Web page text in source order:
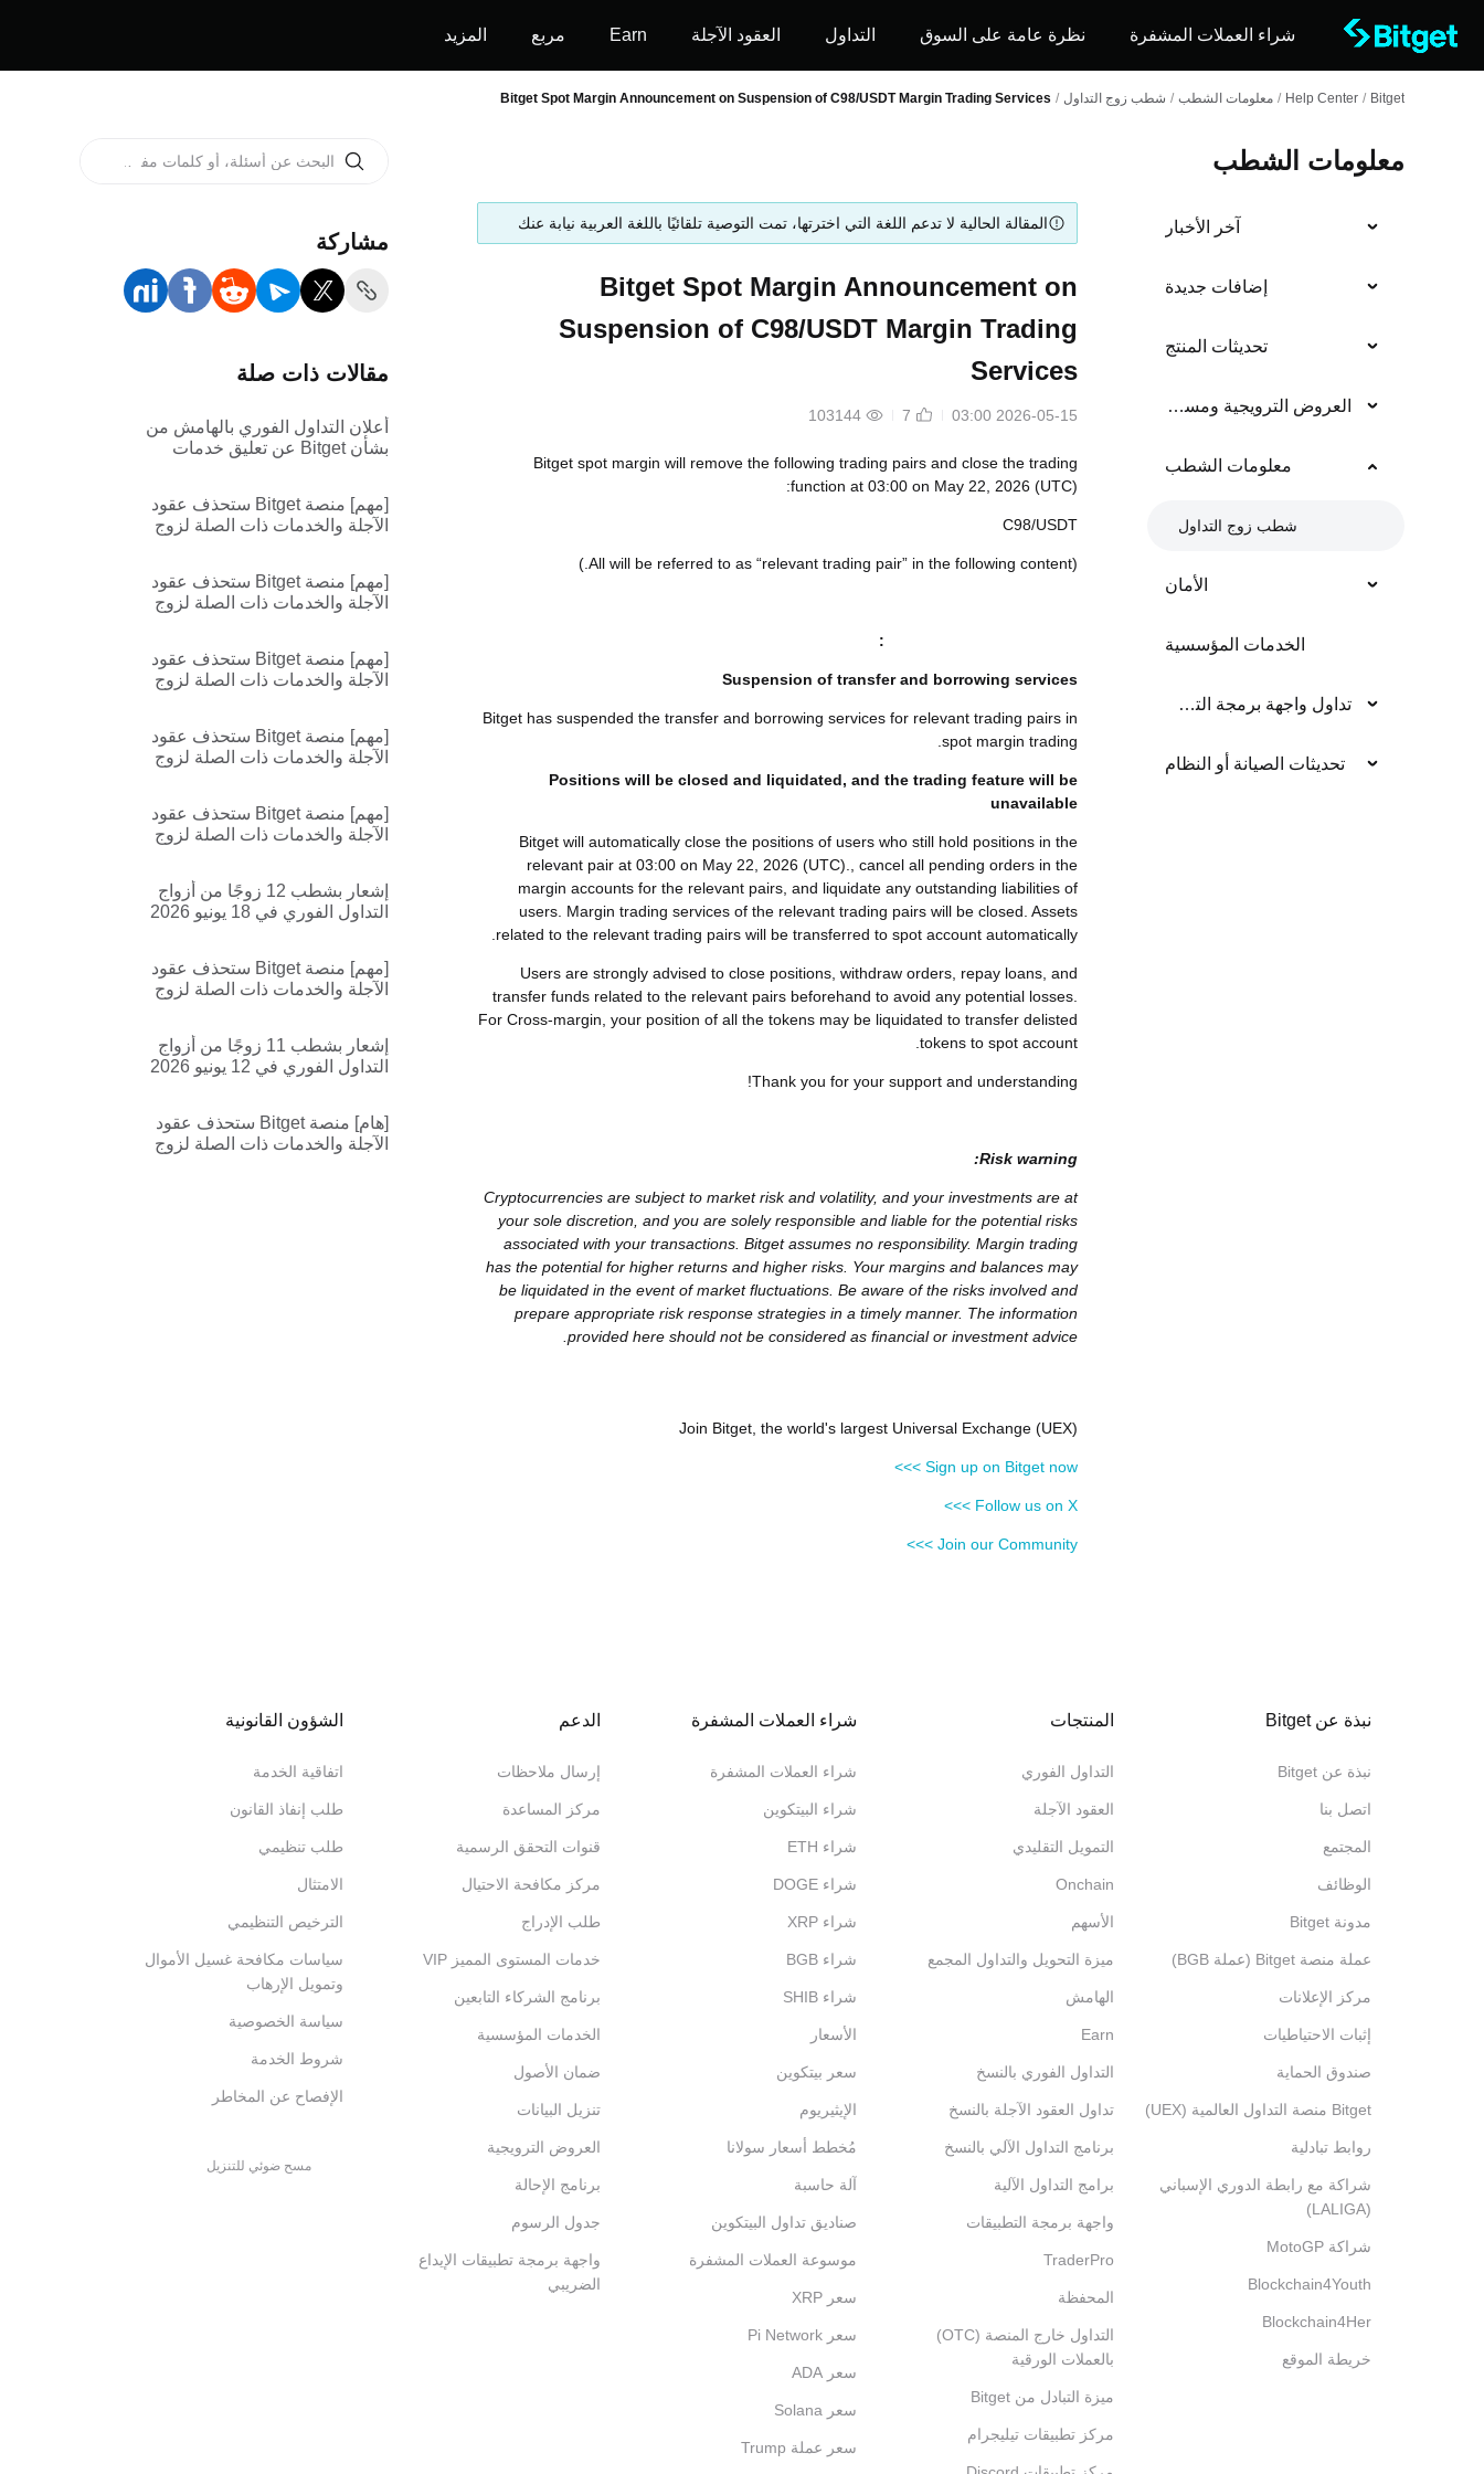
شراء العملات المشفرة نظرة عامة على السوق التداول العقود الآجلة Earn مربع المزيد
Bitget
/
Help Center
/ معلومات الشطب / شطب زوج التداول /
Bitget Spot Margin Announcement on Suspension of C98/USDT Margin Trading Services
معلومات الشطب
آخر الأخبار
إضافات جديدة
تحديثات المنتج
العروض الترويجية ومسابقات التداول
معلومات الشطب
شطب زوج التداول
الأمان
الخدمات المؤسسية
تداول واجهة برمجة التطبيق
تحديثات الصيانة أو النظام
المقالة الحالية لا تدعم اللغة التي اخترتها، تمت التوصية تلقائيًا باللغة العربية نيابة عنك
Bitget Spot Margin Announcement on
Suspension of C98/USDT Margin Trading
Services
2026-05-15 03:00
7
103144
Bitget spot margin will remove the following trading pairs and close the trading
function at 03:00 on May 22, 2026 (UTC):
C98/USDT
(All will be referred to as “relevant trading pair” in the following content.)
Suspension of transfer and borrowing services
Bitget has suspended the transfer and borrowing services for relevant trading pairs in
spot margin trading.
Positions will be closed and liquidated, and the trading feature will be
unavailable
Bitget will automatically close the positions of users who still hold positions in the
relevant pair at 03:00 on May 22, 2026 (UTC)., cancel all pending orders in the
margin accounts for the relevant pairs, and liquidate any outstanding liabilities of
users. Margin trading services of the relevant trading pairs will be closed. Assets
related to the relevant trading pairs will be transferred to spot account automatically.
Users are strongly advised to close positions, withdraw orders, repay loans, and
transfer funds related to the relevant pairs beforehand to avoid any potential losses.
For Cross-margin, your position of all the tokens may be liquidated to transfer delisted
tokens to spot account.
Thank you for your support and understanding!
Risk warning:
Cryptocurrencies are subject to market risk and volatility, and your investments are at
your sole discretion, and you are solely responsible and liable for the potential risks
associated with your transactions. Bitget assumes no responsibility. Margin trading
has the potential for higher returns and higher risks. Your margins and balances may
be liquidated in the event of market fluctuations. Be aware of the risks involved and
prepare appropriate risk response strategies in a timely manner. The information
provided here should not be considered as financial or investment advice.
Join Bitget, the world's largest Universal Exchange (UEX)
Sign up on Bitget now >>>
Follow us on X >>>
Join our Community >>>
مشاركة
مقالات ذات صلة
أعلان التداول الفوري بالهامش من
بشأن Bitget عن تعليق خدمات
VANRY/USDT
[مهم] منصة Bitget ستحذف عقود
الآجلة والخدمات ذات الصلة لزوج
DT
[مهم] منصة Bitget ستحذف عقود
الآجلة والخدمات ذات الصلة لزوج
[مهم] منصة Bitget ستحذف عقود
الآجلة والخدمات ذات الصلة لزوج
UIUSD,XLMUSD [مهم] منصة Bitget ستحذف عقود
الآجلة والخدمات ذات الصلة لزوج
USD,ETCUSD
[مهم] منصة Bitget ستحذف عقود
الآجلة والخدمات ذات الصلة لزوج
إشعار بشطب 12 زوجًا من أزواج
التداول الفوري في 18 يونيو 2026
[مهم] منصة Bitget ستحذف عقود
الآجلة والخدمات ذات الصلة لزوج
إشعار بشطب 11 زوجًا من أزواج
التداول الفوري في 12 يونيو 2026
[هام] منصة Bitget ستحذف عقود
الآجلة والخدمات ذات الصلة لزوج
نبذة عن Bitget
نبذة عن Bitget
اتصل بنا
المجتمع
الوظائف
مدونة Bitget
عملة منصة Bitget (عملة BGB)
مركز الإعلانات
إثبات الاحتياطيات
صندوق الحماية
Bitget منصة التداول العالمية (UEX)
روابط تبادلية
شراكة مع رابطة الدوري الإسباني
(LALIGA)
شراكة MotoGP
Blockchain4Youth
Blockchain4Her
خريطة الموقع
المنتجات
التداول الفوري
العقود الآجلة
التمويل التقليدي
Onchain
الأسهم
ميزة التحويل والتداول المجمع
الهامش
Earn
التداول الفوري بالنسخ
تداول العقود الآجلة بالنسخ
برنامج التداول الآلي بالنسخ
برامج التداول الآلية
واجهة برمجة التطبيقات
TraderPro
المحفظة
التداول خارج المنصة (OTC)
بالعملات الورقية
ميزة التبادل من Bitget
مركز تطبيقات تيليجرام
شراء العملات المشفرة
شراء العملات المشفرة
شراء البيتكوين
شراء ETH
شراء DOGE
شراء XRP
شراء BGB
شراء SHIB
الأسعار
سعر بيتكوين
الإيثيريوم
مُخطط أسعار سولانا
آلة حاسبة
صناديق تداول البيتكوين
موسوعة العملات المشفرة
سعر XRP
سعر Pi Network
سعر ADA
سعر Solana
سعر عملة Trump
الدعم
إرسال ملاحظات
مركز المساعدة
قنوات التحقق الرسمية
مركز مكافحة الاحتيال
طلب الإدراج
خدمات المستوى المميز VIP
برنامج الشركاء التابعين
الخدمات المؤسسية
ضمان الأصول
تنزيل البيانات
العروض الترويجية
برنامج الإحالة
جدول الرسوم
واجهة برمجة تطبيقات الإيداع
الضريبي
الشؤون القانونية
اتفاقية الخدمة
طلب إنفاذ القانون
طلب تنظيمي
الامتثال
الترخيص التنظيمي
سياسات مكافحة غسيل الأموال
وتمويل الإرهاب
سياسة الخصوصية
شروط الخدمة
الإفصاح عن المخاطر
مسح ضوئي للتنزيل